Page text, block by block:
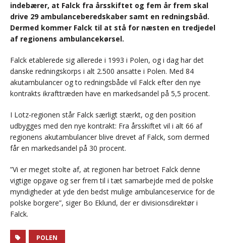
indebærer, at Falck fra årsskiftet og fem år frem skal
drive 29 ambulanceberedskaber samt en redningsbåd.
Dermed kommer Falck til at stå for næsten en tredjedel
af regionens ambulancekørsel.
Falck etablerede sig allerede i 1993 i Polen, og i dag har det
danske redningskorps i alt 2.500 ansatte i Polen. Med 84
akutambulancer og to redningsbåde vil Falck efter den nye
kontrakts ikrafttræden have en markedsandel på 5,5 procent.
I Lotz-regionen står Falck særligt stærkt, og den position
udbygges med den nye kontrakt: Fra årsskiftet vil i alt 66 af
regionens akutambulancer blive drevet af Falck, som dermed
får en markedsandel på 30 procent.
”Vi er meget stolte af, at regionen har betroet Falck denne
vigtige opgave og ser frem til i tæt samarbejde med de polske
myndigheder at yde den bedst mulige ambulanceservice for de
polske borgere”, siger Bo Eklund, der er divisionsdirektør i
Falck.
POLEN